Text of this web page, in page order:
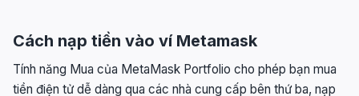
Cách nạp tiền vào ví Metamask
Tính năng Mua của MetaMask Portfolio cho phép bạn mua
tiền điện tử dễ dàng qua các nhà cung cấp bên thứ ba, nạp